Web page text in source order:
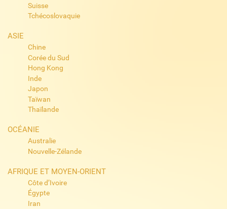
Suisse
Tchécoslovaquie
ASIE
Chine
Corée du Sud
Hong Kong
Inde
Japon
Taïwan
Thaïlande
OCÉANIE
Australie
Nouvelle-Zélande
AFRIQUE ET MOYEN-ORIENT
Côte d’Ivoire
Égypte
Iran